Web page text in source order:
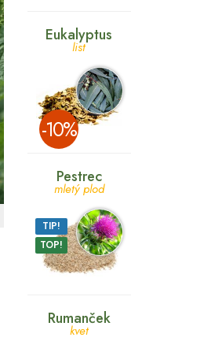
Eukalyptus
list
­-10%
Pestrec
mletý plod
TIP!
TOP!
Rumanček
kvet